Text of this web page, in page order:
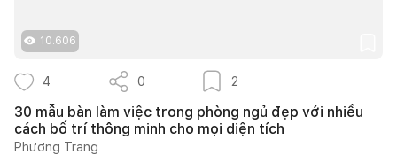
10.606
4 0 2
30 mẫu bàn làm việc trong phòng ngủ đẹp với nhiều
cách bố trí thông minh cho mọi diện tích
Phương Trang